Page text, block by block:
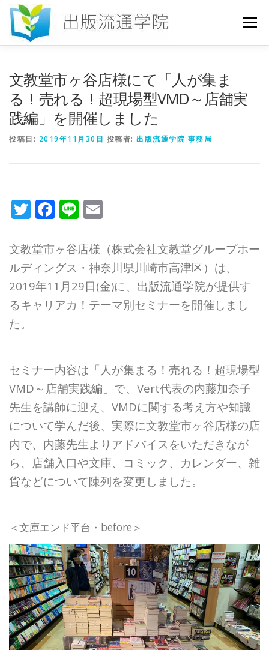
メニュー
お問い合わせ DICTIONARY
文教堂市ヶ谷店様にて「人が集ま
る！売れる！超現場型VMD～店舗実
践編」を開催しました
投稿日: 2019年11月30日 投稿者: 出版流通学院 事務局
Twitter
Facebook
Line
文教堂市ヶ谷店様（株式会社文教堂グループホー
ルディングス・神奈川県川崎市高津区）は、
2019年11月29日(金)に、出版流通学院が提供す
るキャリアカ！テーマ別セミナーを開催しまし
た。
セミナー内容は「人が集まる！売れる！超現場型
VMD～店舗実践編」で、Vert代表の内藤加奈子
先生を講師に迎え、VMDに関する考え方や知識
について学んだ後、実際に文教堂市ヶ谷店様の店
内で、内藤先生よりアドバイスをいただきなが
ら、店舗入口や文庫、コミック、カレンダー、雑
貨などについて陳列を変更しました。
＜文庫エンド平台・before＞